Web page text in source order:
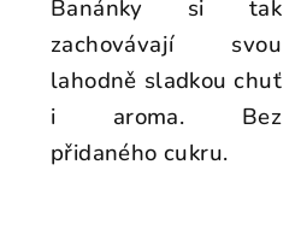
Banánky si tak
zachovávají svou
lahodně sladkou chuť
i aroma. Bez
přidaného cukru.